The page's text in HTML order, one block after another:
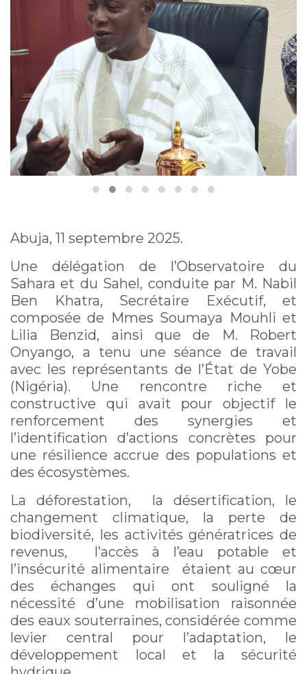
et promouvoir la
gestion durable des
ressources naturelles
Abuja, 11 septembre 2025.
Une délégation de l’Observatoire du
Sahara et du Sahel, conduite par M. Nabil
Ben Khatra, Secrétaire Exécutif, et
composée de Mmes Soumaya Mouhli et
Lilia Benzid, ainsi que de M. Robert
Onyango, a tenu une séance de travail
avec les représentants de l’État de Yobe
(Nigéria). Une rencontre riche et
constructive qui avait pour objectif le
renforcement des synergies et
l’identification d’actions concrètes pour
une résilience accrue des populations et
des écosystèmes.
La déforestation, la désertification, le
changement climatique, la perte de
biodiversité, les activités génératrices de
revenus, l’accès à l’eau potable et
l’insécurité alimentaire étaient au cœur
des échanges qui ont souligné la
nécessité d’une mobilisation raisonnée
des eaux souterraines, considérée comme
levier central pour l’adaptation, le
développement local et la sécurité